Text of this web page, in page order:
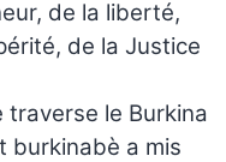
de la liberté,
de la Justice
traverse le Burkina
burkinabè a mis